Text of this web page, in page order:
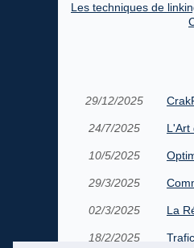
Les techniques de
29/12/2025
24/7/2025 L'Art
10/5/2025
29/3/2025
02/3/2025 La
18/2/2025